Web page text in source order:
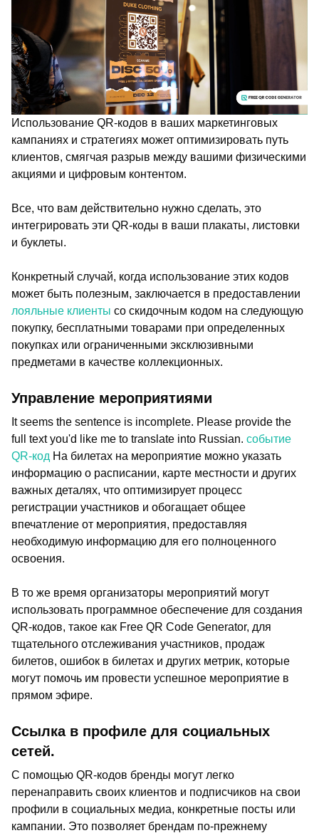
Использование QR-кодов в ваших маркетинговых
кампаниях и стратегиях может оптимизировать путь
клиентов, смягчая разрыв между вашими физическими
акциями и цифровым контентом.
Все, что вам действительно нужно сделать, это
интегрировать эти QR-коды в ваши плакаты, листовки
и буклеты.
Конкретный случай, когда использование этих кодов
может быть полезным, заключается в предоставлении
лояльные клиенты со скидочным кодом на следующую
покупку, бесплатными товарами при определенных
покупках или ограниченными эксклюзивными
предметами в качестве коллекционных.
Управление мероприятиями
It seems the sentence is incomplete. Please provide the
full text you'd like me to translate into Russian. событие
QR-код На билетах на мероприятие можно указать
информацию о расписании, карте местности и других
важных деталях, что оптимизирует процесс
регистрации участников и обогащает общее
впечатление от мероприятия, предоставляя
необходимую информацию для его полноценного
освоения.
В то же время организаторы мероприятий могут
использовать программное обеспечение для создания
QR-кодов, такое как Free QR Code Generator, для
тщательного отслеживания участников, продаж
билетов, ошибок в билетах и других метрик, которые
могут помочь им провести успешное мероприятие в
прямом эфире.
Ссылка в профиле для социальных
сетей.
С помощью QR-кодов бренды могут легко
перенаправить своих клиентов и подписчиков на свои
профили в социальных медиа, конкретные посты или
кампании. Это позволяет брендам по-прежнему